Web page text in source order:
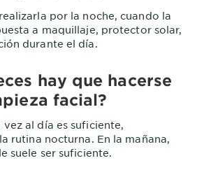
por la noche, cuando la
a maquillaje, protector solar,
durante el día.
hay que hacerse
facial?
al día es suficiente,
rutina nocturna. En la mañana,
suele ser suficiente.